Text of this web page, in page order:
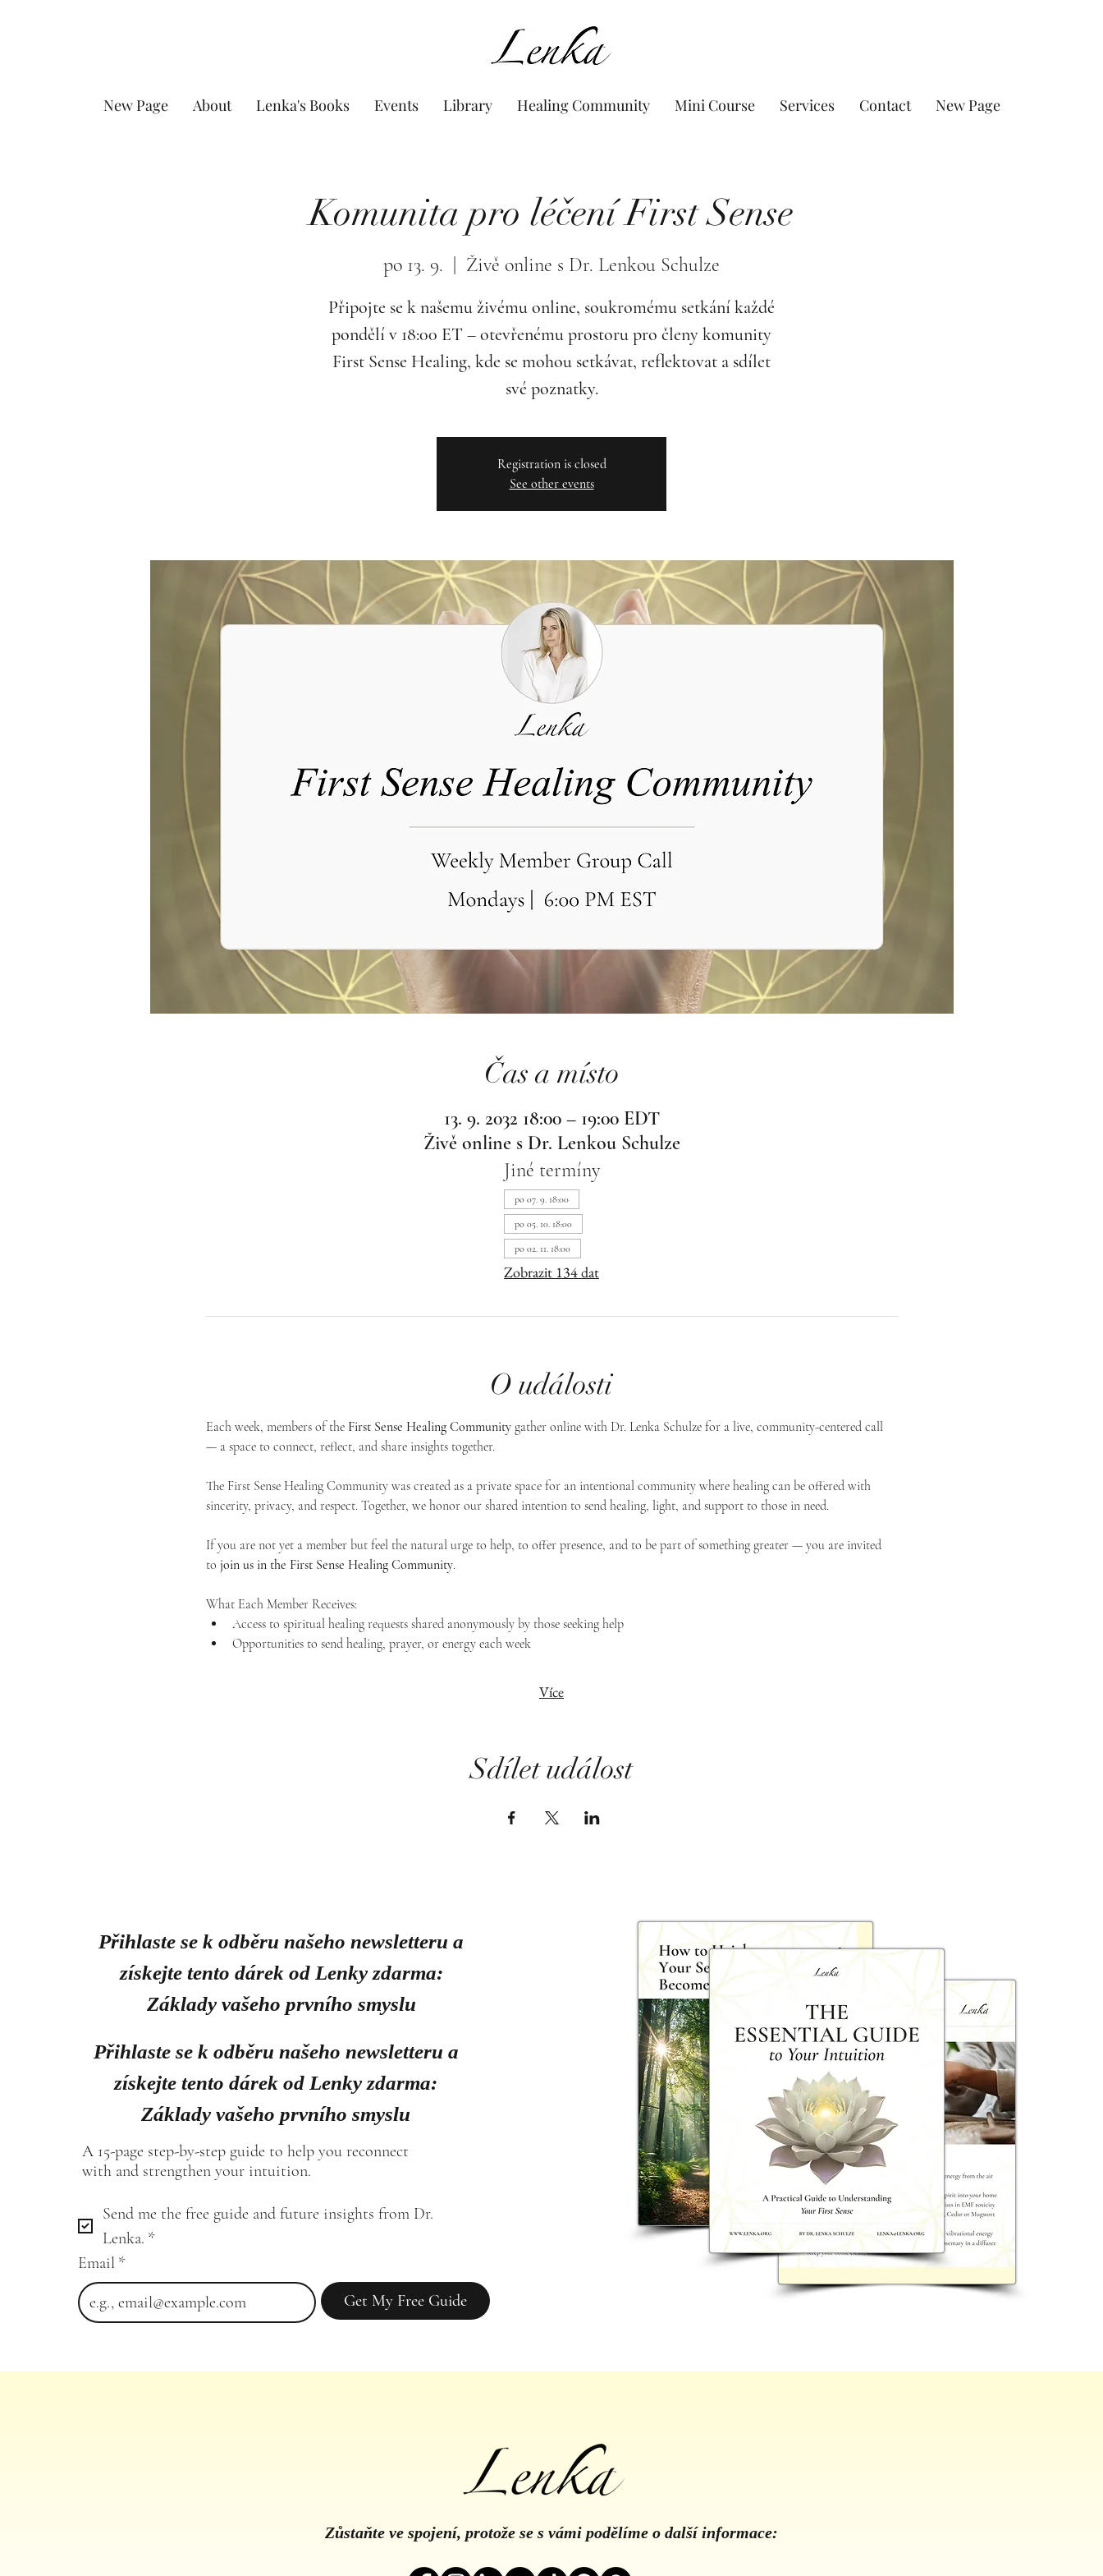
www.Lenka.org
New Page About Lenka's Books Events Library Healing Community Mini Course Services Contact New Page
Komunita pro léčení First Sense
po 13. 9. Živě online s Dr. Lenkou Schulze
Připojte se k našemu živému online, soukromému setkání každé
pondělí v 18:00 ET – otevřenému prostoru pro členy komunity
First Sense Healing, kde se mohou setkávat, reflektovat a sdílet
své poznatky.
Registration is closed
See other events
Čas a místo
13. 9. 2032 18:00 – 19:00 EDT
Živě online s Dr. Lenkou Schulze
Jiné termíny
po 07. 9. 18:00
po 05. 10. 18:00
po 02. 11. 18:00
Zobrazit 134 dat
O události
Each week, members of the First Sense Healing Community gather online with Dr. Lenka Schulze for a live, community-centered call
— a space to connect, reflect, and share insights together.
The First Sense Healing Community was created as a private space for an intentional community where healing can be offered with
sincerity, privacy, and respect. Together, we honor our shared intention to send healing, light, and support to those in need.
If you are not yet a member but feel the natural urge to help, to offer presence, and to be part of something greater — you are invited
to join us in the First Sense Healing Community.
What Each Member Receives:
Access to spiritual healing requests shared anonymously by those seeking help
Opportunities to send healing, prayer, or energy each week
Více
Sdílet událost
Přihlaste se k odběru našeho newsletteru a
získejte tento dárek od Lenky zdarma:
Základy vašeho prvního smyslu
Přihlaste se k odběru našeho newsletteru a
získejte tento dárek od Lenky zdarma:
Základy vašeho prvního smyslu
A 15-page step-by-step guide to help you reconnect
with and strengthen your intuition.
Send me the free guide and future insights from Dr.
Lenka. *
Email *
Get My Free Guide
Zůstaňte ve spojení, protože se s vámi podělíme o další informace: